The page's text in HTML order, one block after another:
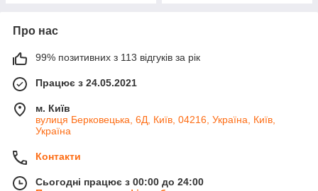
Про нас
99% позитивних з 113 відгуків за рік
Працює з 24.05.2021
м. Київ
вулиця Берковецька, 6Д, Київ, 04216, Україна, Київ,
Україна
Контакти
Сьогодні працює з 00:00 до 24:00